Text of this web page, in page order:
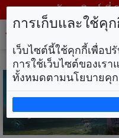
วันอาทิตย์ ที่
การเก็บและใช้คุ
เว็บไซต์นี้ใช้คุกกี้เพื่อป
การใช้เว็บไซต์ของเร
ทั้งหมดตามนโยบายคุก